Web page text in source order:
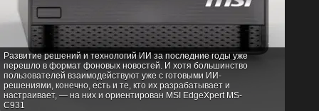
Развитие решений и технологий ИИ за последние годы уже
перешло в формат фоновых новостей. И хотя большинство
пользователей взаимодействуют уже с готовыми ИИ-
решениями, конечно, есть и те, кто их разрабатывает и
настраивает, — на них и ориентирован MSI EdgeXpert MS-
C931